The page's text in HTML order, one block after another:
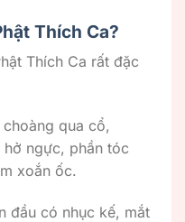
Thích Ca?
Thích Ca rất đặc
qua cổ,
hở ngực, phần tóc
xoắn ốc.
đầu có nhục kế, mắt